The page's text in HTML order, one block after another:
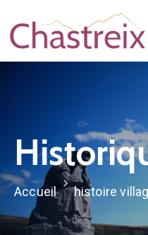
Vie
Village
Vivre
À
Chastreix
Accueil histoire